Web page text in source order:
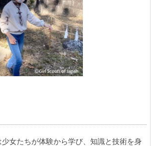
女たちが体験から学び、知識と技術を身